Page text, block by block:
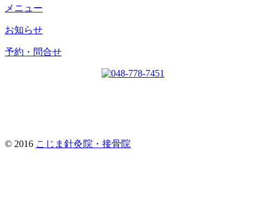
メニュー
お知らせ
予約・問合せ
© 2016 こじま針灸院・接骨院